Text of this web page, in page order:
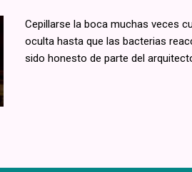
Cepillarse la boca muchas veces
oculta hasta que las bacterias
sido honesto de parte del